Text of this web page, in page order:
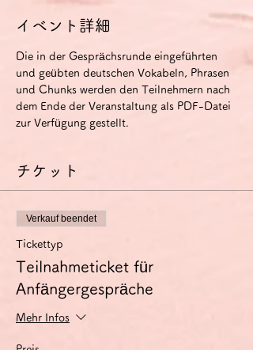
イベント詳細
Die in der Gesprächsrunde eingeführten
und geübten deutschen Vokabeln, Phrasen
und Chunks werden den Teilnehmern nach
dem Ende der Veranstaltung als PDF-Datei
zur Verfügung gestellt.
チケット
Verkauf beendet
Tickettyp
Teilnahmeticket für
Anfängergespräche
Mehr Infos